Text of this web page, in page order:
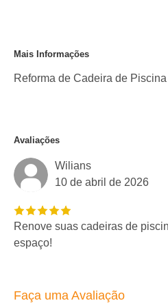
Mais Informações
Reforma de Cadeira de Piscina
Avaliações
Wilians
10 de abril de 2026
Renove suas cadeiras de
espaço!
Faça uma Avaliação